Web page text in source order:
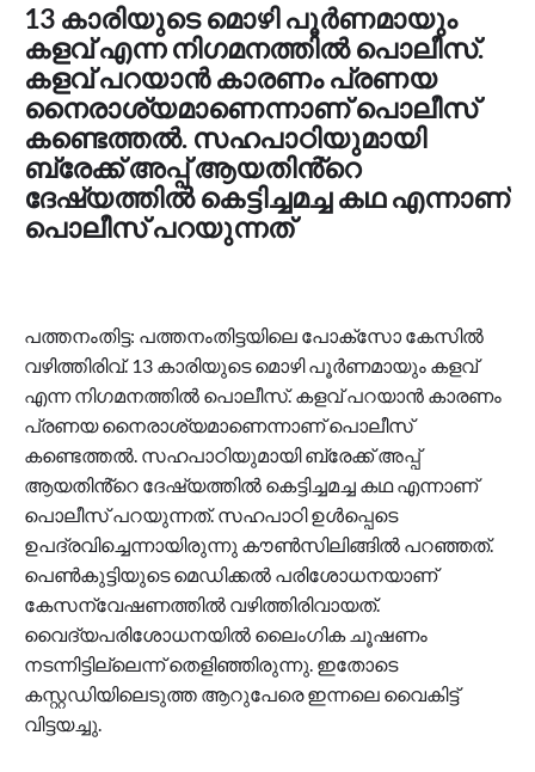
13 കാരിയുടെ മൊഴി പൂർണമായും
കളവ് എന്ന നിഗമനത്തില്‍ പൊലീസ്.
കളവ് പറയാൻ കാരണം പ്രണയ
നൈരാശ്യമാണെന്നാണ് പൊലീസ്
കണ്ടെത്തല്‍. സഹപാഠിയുമായി
ബ്രേക്ക് അപ്പ് ആയതിൻ്റെ
ദേഷ്യത്തിൽ കെട്ടിച്ചമച്ച കഥ എന്നാണ്
പൊലീസ് പറയുന്നത്
പത്തനംതിട്ട: പത്തനംതിട്ടയിലെ പോക്സോ കേസില്‍
വഴിത്തിരിവ്. 13 കാരിയുടെ മൊഴി പൂർണമായും കളവ്
എന്ന നിഗമനത്തില്‍ പൊലീസ്. കളവ് പറയാൻ കാരണം
പ്രണയ നൈരാശ്യമാണെന്നാണ് പൊലീസ്
കണ്ടെത്തല്‍. സഹപാഠിയുമായി ബ്രേക്ക് അപ്പ്
ആയതിൻ്റെ ദേഷ്യത്തിൽ കെട്ടിച്ചമച്ച കഥ എന്നാണ്
പൊലീസ് പറയുന്നത്. സഹപാഠി ഉൾപ്പെടെ
ഉപദ്രവിച്ചെന്നായിരുന്നു കൗൺസിലിങ്ങിൽ പറഞ്ഞത്.
പെണ്‍കുട്ടിയുടെ മെഡിക്കൽ പരിശോധനയാണ്
കേസന്വേഷണത്തില്‍ വഴിത്തിരിവായത്.
വൈദ്യപരിശോധനയിൽ ലൈംഗിക ചൂഷണം
നടന്നിട്ടില്ലെന്ന് തെളിഞ്ഞിരുന്നു. ഇതോടെ
കസ്റ്റഡിയിലെടുത്ത ആറുപേരെ ഇന്നലെ വൈകിട്ട്
വിട്ടയച്ചു.